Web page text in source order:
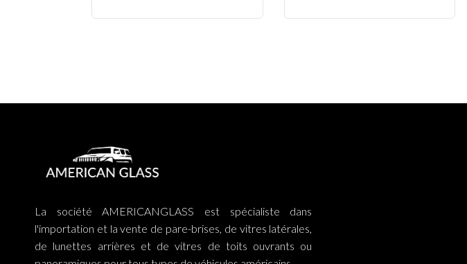
La société AMERICANGLASS est spécialiste dans
l'importation et la vente de pare-brises, de vitres latérales,
de lunettes arrières et de vitres de toits ouvrants ou